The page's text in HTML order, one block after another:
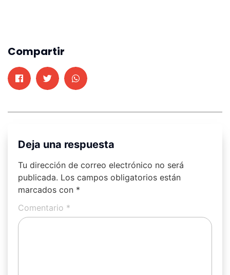
Compartir
Deja una respuesta
Tu dirección de correo electrónico no será
publicada. Los campos obligatorios están
marcados con *
Comentario *